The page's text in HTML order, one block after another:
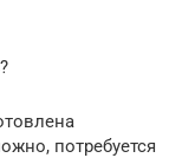
потребуется